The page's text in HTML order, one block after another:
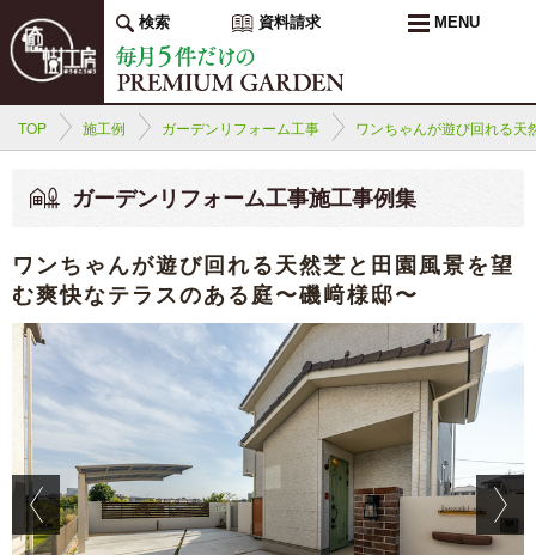
検索 資料請求 MENU
TOP 施工例 ガーデンリフォーム工事 ワンちゃんが遊び回れる天
ガーデンリフォーム工事施工事例集
ワンちゃんが遊び回れる天然芝と田園風景を望
む爽快なテラスのある庭〜磯﨑様邸〜